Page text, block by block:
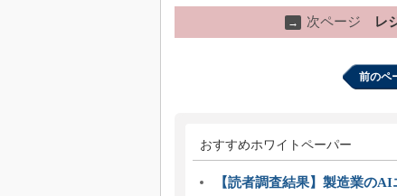
→ 次ページ レ
前のペ
おすすめホワイトペーパー
【読者調査結果】製造業の